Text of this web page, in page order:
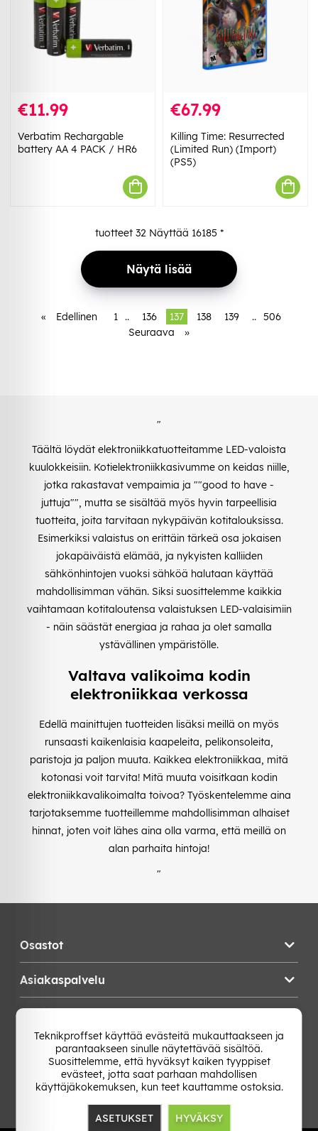
€11.99
Verbatim Rechargable
battery AA 4 PACK / HR6
€67.99
Killing Time: Resurrected
(Limited Run) (Import)
(PS5)
tuotteet 32Näyttää 16185 *
Näytä lisää
« Edellinen 1 .. 136 137 138 139 .. 506
Seuraava
»
"
Täältä löydät elektroniikkatuotteitamme LED-valoista
kuulokkeisiin. Kotielektroniikkasivumme on keidas niille,
jotka rakastavat vempaimia ja ""good to have -
juttuja"", mutta se sisältää myös hyvin tarpeellisia
tuotteita, joita tarvitaan nykypäivän kotitalouksissa.
Esimerkiksi valaistus on erittäin tärkeä osa jokaisen
jokapäiväistä elämää, ja nykyisten kalliiden
sähkönhintojen vuoksi sähköä halutaan käyttää
mahdollisimman vähän. Siksi suosittelemme kaikkia
vaihtamaan kotitaloutensa valaistuksen LED-valaisimiin
- näin säästät energiaa ja rahaa ja olet samalla
ystävällinen ympäristölle.
Valtava valikoima kodin
elektroniikkaa verkossa
Edellä mainittujen tuotteiden lisäksi meillä on myös
runsaasti kaikenlaisia kaapeleita, pelikonsoleita,
paristoja ja paljon muuta. Kaikkea elektroniikkaa, mitä
kotonasi voit tarvita! Mitä muuta voisitkaan kodin
elektroniikkavalikoimalta toivoa? Työskentelemme aina
tarjotaksemme tuotteillemme mahdollisimman alhaiset
hinnat, joten voit lähes aina olla varma, että meillä on
alan parhaita hintoja!
"
Osastot
Asiakaspalvelu
Vaihda Maa
Teknikproffset käyttää evästeitä mukauttaakseen ja
parantaakseen sinulle näytettävää sisältöä.
Suosittelemme, että hyväksyt kaiken tyyppiset
evästeet, jotta saat parhaan mahdollisen
käyttäjäkokemuksen, kun teet kauttamme ostoksia.
ASETUKSET HYVÄKSY